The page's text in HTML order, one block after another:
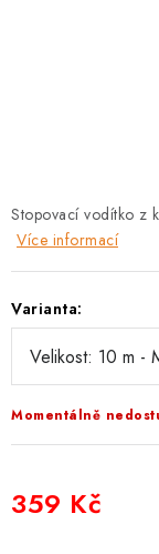
Podmínky ochrany
Stopovací vodítko z
Více informací
Varianta:
Momentálně
359 Kč